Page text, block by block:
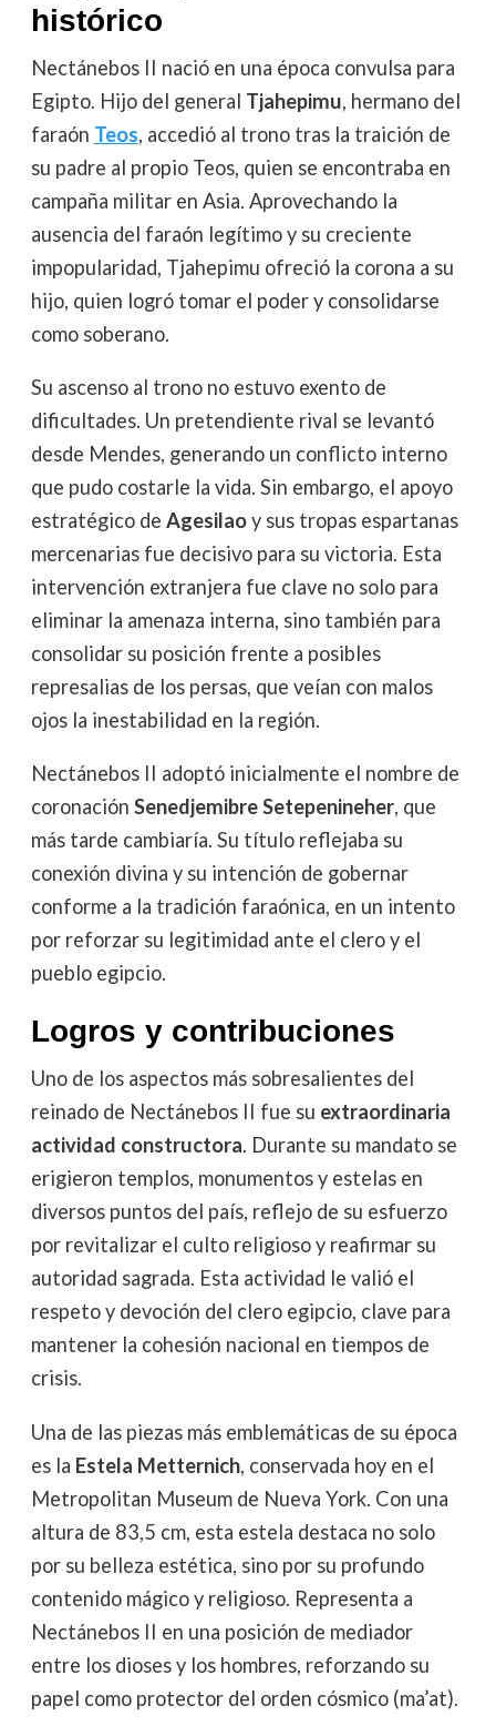
histórico
Nectánebos II nació en una época convulsa para
Egipto. Hijo del general Tjahepimu, hermano del
faraón Teos, accedió al trono tras la traición de
su padre al propio Teos, quien se encontraba en
campaña militar en Asia. Aprovechando la
ausencia del faraón legítimo y su creciente
impopularidad, Tjahepimu ofreció la corona a su
hijo, quien logró tomar el poder y consolidarse
como soberano.
Su ascenso al trono no estuvo exento de
dificultades. Un pretendiente rival se levantó
desde Mendes, generando un conflicto interno
que pudo costarle la vida. Sin embargo, el apoyo
estratégico de Agesilaoy sus tropas espartanas
mercenarias fue decisivo para su victoria. Esta
intervención extranjera fue clave no solo para
eliminar la amenaza interna, sino también para
consolidar su posición frente a posibles
represalias de los persas, que veían con malos
ojos la inestabilidad en la región.
Nectánebos II adoptó inicialmente el nombre de
coronación Senedjemibre Setepenineher, que
más tarde cambiaría. Su título reflejaba su
conexión divina y su intención de gobernar
conforme a la tradición faraónica, en un intento
por reforzar su legitimidad ante el clero y el
pueblo egipcio.
Logros y contribuciones
Uno de los aspectos más sobresalientes del
reinado de Nectánebos II fue su extraordinaria
actividad constructora. Durante su mandato se
erigieron templos, monumentos y estelas en
diversos puntos del país, reflejo de su esfuerzo
por revitalizar el culto religioso y reafirmar su
autoridad sagrada. Esta actividad le valió el
respeto y devoción del clero egipcio, clave para
mantener la cohesión nacional en tiempos de
crisis.
Una de las piezas más emblemáticas de su época
es la Estela Metternich, conservada hoy en el
Metropolitan Museum de Nueva York. Con una
altura de 83,5 cm, esta estela destaca no solo
por su belleza estética, sino por su profundo
contenido mágico y religioso. Representa a
Nectánebos II en una posición de mediador
entre los dioses y los hombres, reforzando su
papel como protector del orden cósmico (ma’at).